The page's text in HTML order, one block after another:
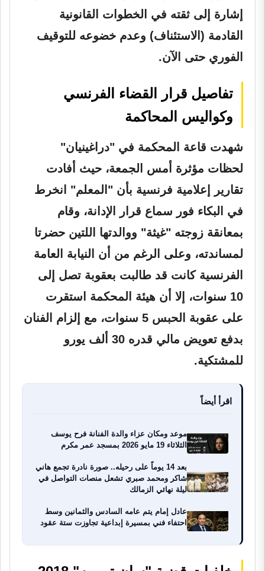
إشارة إلى ثقته في الخطوات القانونية
القادمة (الاستئناف) وعدم خضوعه للتوقيف
الفوري حتى الآن.
تفاصيل قرار القضاء الفرنسي
وكواليس المحاكمة
شهدت قاعة المحكمة في "دراغينيان"
لحظات مؤثرة أمس الجمعة، حيث أفادت
تقارير إعلامية فرنسية بأن "المعلم" انخرط
في البكاء فور سماع قرار الإدانة، وقام
بمعانقة زوجته "غيثة" ووالدتها اللتين حضرتا
لمساندته، وعلى الرغم من أن النيابة العامة
الفرنسية كانت قد طالبت بعقوبة تصل إلى
10 سنوات، إلا أن هيئة المحكمة استقرت
على عقوبة الحبس 5 سنوات، مع إلزام الفنان
بدفع تعويض مالي قدره 30 ألف يورو
للمشتكية.
اقرأ أيضاً
موعد ومكان عزاء والدة الفنانة فرح يوسف
الثلاثاء 19 مايو 2026 بمسجد عمر مكرم
بعد 14 يوماً على رحيله.. صورة نادرة تجمع هاني
شاكر ومحمد صبري تشعل منصات التواصل في
ليلة نهائي الزمالك
عادل إمام يتم عامه السادس والثمانين وسط
احتفاء فني بمسيرة إبداعية تجاوزت ستة عقود